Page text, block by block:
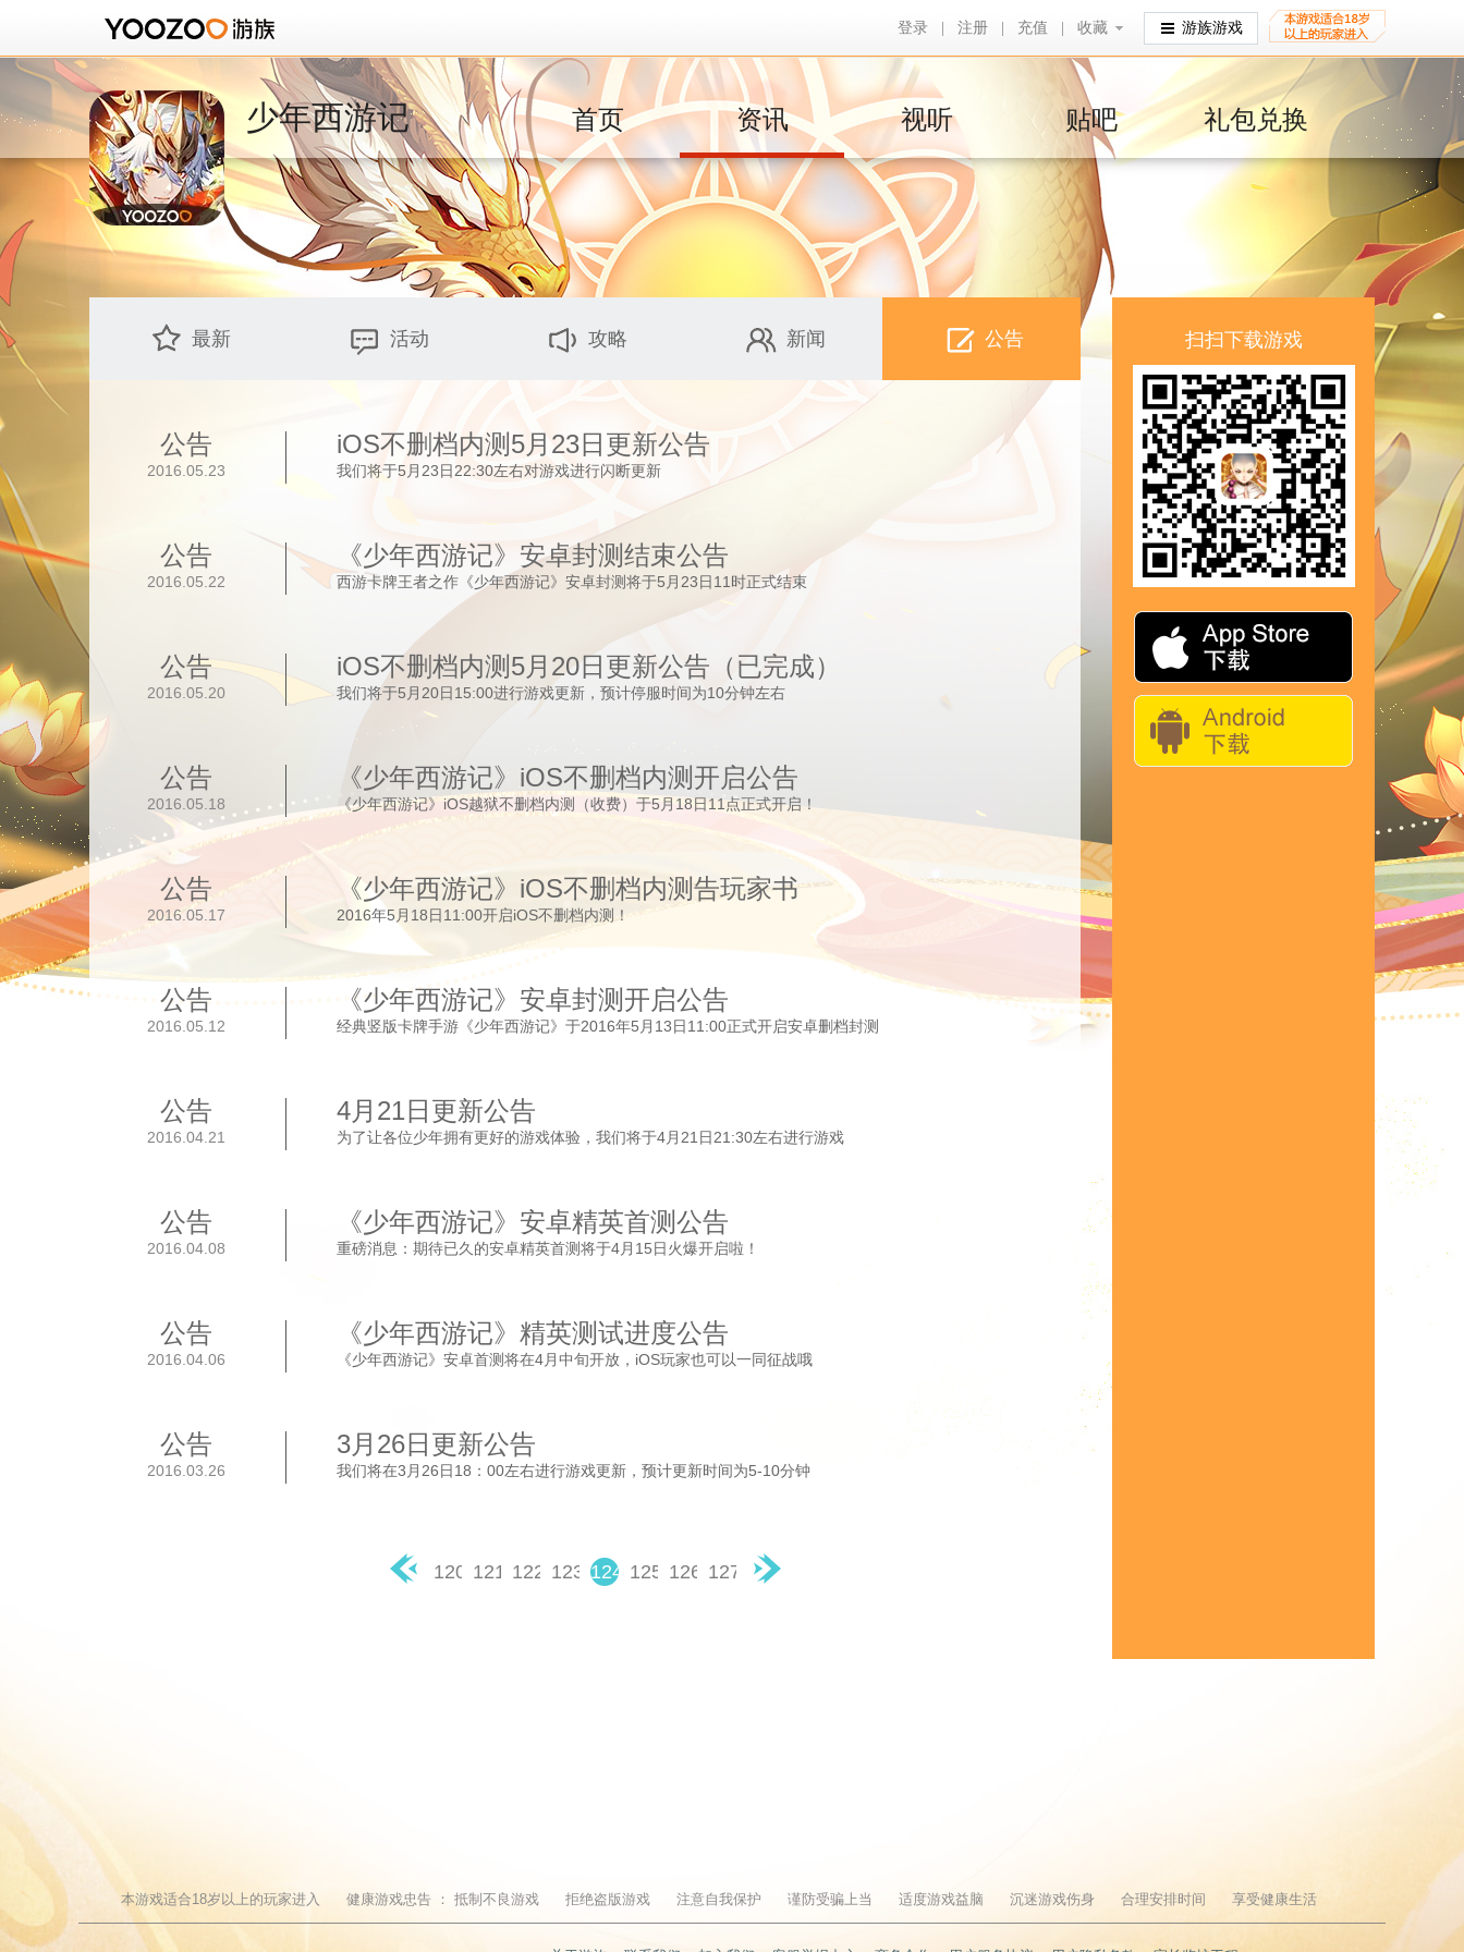
登录 注册 充值 收藏
收藏 游族游戏
少年西游记 首页 资讯 视听 贴吧 礼包兑换
最新 活动 攻略 新闻 公告
公告
2016.05.23
iOS不删档内测5月23日更新公告
我们将于5月23日22:30左右对游戏进行闪断更新
公告
2016.05.22
《少年西游记》安卓封测结束公告
西游卡牌王者之作《少年西游记》安卓封测将于5月23日11时正式结束
公告
2016.05.20
iOS不删档内测5月20日更新公告（已完成）
我们将于5月20日15:00进行游戏更新，预计停服时间为10分钟左右
公告
2016.05.18
《少年西游记》iOS不删档内测开启公告
《少年西游记》iOS越狱不删档内测（收费）于5月18日11点正式开启！
公告
2016.05.17
《少年西游记》iOS不删档内测告玩家书
2016年5月18日11:00开启iOS不删档内测！
公告
2016.05.12
《少年西游记》安卓封测开启公告
经典竖版卡牌手游《少年西游记》于2016年5月13日11:00正式开启安卓删档封测
公告
2016.04.21
4月21日更新公告
为了让各位少年拥有更好的游戏体验，我们将于4月21日21:30左右进行游戏
公告
2016.04.08
《少年西游记》安卓精英首测公告
重磅消息：期待已久的安卓精英首测将于4月15日火爆开启啦！
公告
2016.04.06
《少年西游记》精英测试进度公告
《少年西游记》安卓首测将在4月中旬开放，iOS玩家也可以一同征战哦
公告
2016.03.26
3月26日更新公告
我们将在3月26日18：00左右进行游戏更新，预计更新时间为5-10分钟
120 121 122 123 124 125 126 127
扫扫下载游戏
本游戏适合18岁以上的玩家进入 健康游戏忠告 ： 抵制不良游戏 拒绝盗版游戏 注意自我保护 谨防受骗上当 适度游戏益脑 沉迷游戏伤身 合理安排时间 享受健康生活